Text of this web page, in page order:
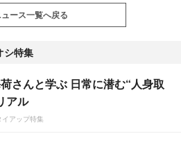
ース一覧へ戻る
シ特集
さんと学ぶ 日常に潜む“人身取
アル
イアップ特集